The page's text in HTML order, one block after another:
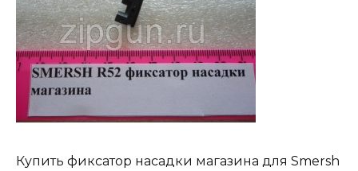
Купить фиксатор насадки магазина для Smersh